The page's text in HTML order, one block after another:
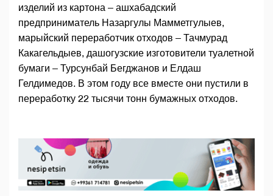
изделий из картона – ашхабадский
предприниматель Назаргулы Мамметгулыев,
марыйский переработчик отходов – Тачмурад
Какагельдыев, дашогузские изготовители туалетной
бумаги – Турсунбай Бегджанов и Елдаш
Гелдимедов. В этом году все вместе они пустили в
переработку 22 тысячи тонн бумажных отходов.